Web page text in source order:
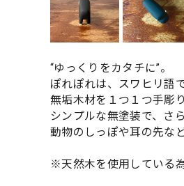
“ゆっくりをカタチに”。
ぽれぽれは、スワヒリ語
無垢木材を１つ１つ手彫
シンプルな無塗装で、さ
動物のしっぽや耳の先な
※天然木を使用している